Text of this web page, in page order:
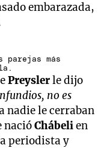
embarazada,
más
Preyslerle dijo
no es
nadie le cerraban
nacióChábelien
periodista y